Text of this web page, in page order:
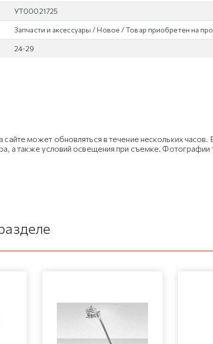
УТ00021725
Запчасти и аксессуары / Новое / Товар приобретен на
24-29
может обновляться в течение нескольких
а также условий освещения при съемке. Фотографии